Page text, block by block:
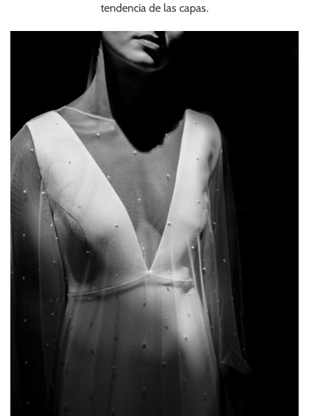
tendencia de las capas.